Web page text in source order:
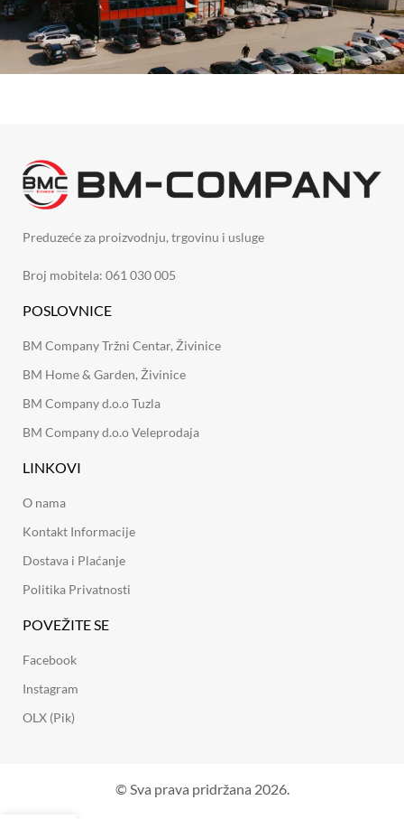
Preduzeće za proizvodnju, trgovinu i usluge
Broj mobitela: 061 030 005
POSLOVNICE
BM Company Tržni Centar, Živinice
BM Home & Garden, Živinice
BM Company d.o.o Tuzla
BM Company d.o.o Veleprodaja
LINKOVI
O nama
Kontakt Informacije
Dostava i Plaćanje
Politika Privatnosti
POVEŽITE SE
Facebook
Instagram
OLX (Pik)
© Sva prava pridržana 2026.